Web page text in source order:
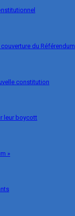
du Référendum
constitution
leur boycott
»